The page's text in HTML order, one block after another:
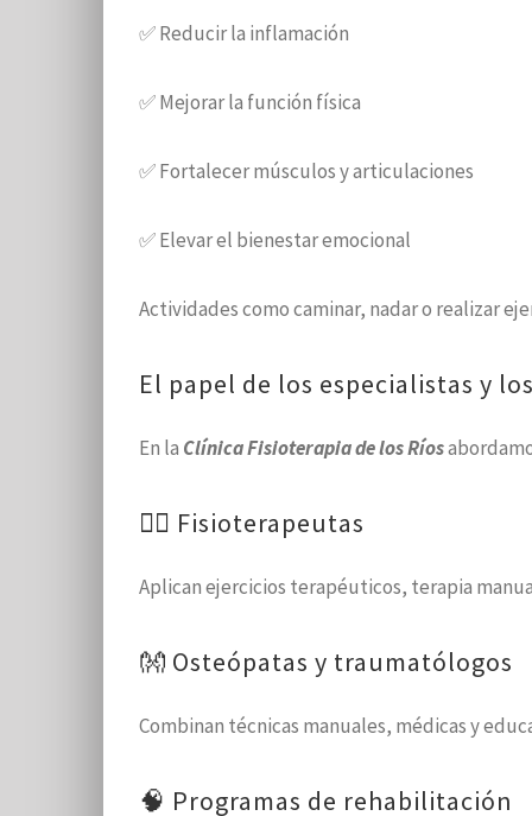
✅ Reducir la inflamación
✅ Mejorar la función física
✅ Fortalecer músculos y articulaciones
✅ Elevar el bienestar emocional
Actividades como caminar, nadar o realizar
El papel de los especialistas y
En la Clínica Fisioterapia de los Ríos
🧑‍⚕️ Fisioterapeutas
Aplican ejercicios terapéuticos, terapia
👐 Osteópatas y traumatólogos
Combinan técnicas manuales, médicas y
🧠 Programas de rehabilitación